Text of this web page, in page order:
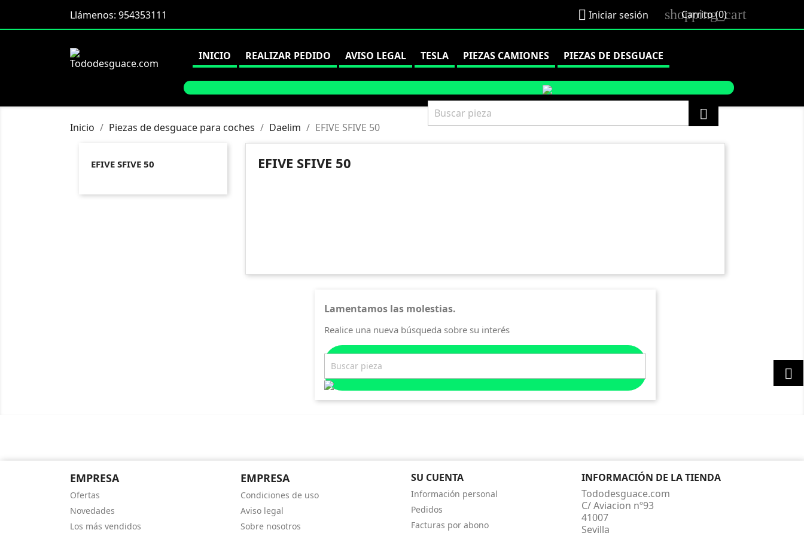
Llámenos: 954353111  Iniciar sesión shopping_cart
Carrito(0)
INICIO REALIZAR PEDIDO AVISO LEGAL TESLA PIEZAS CAMIONES PIEZAS DE DESGUACE

Inicio Piezas de desguace para coches Daelim EFIVE SFIVE 50
EFIVE SFIVE 50 EFIVE SFIVE 50
Lamentamos las molestias.
Realice una nueva búsqueda sobre su interés

EMPRESA
Ofertas
Novedades
Los más vendidos
EMPRESA
Condiciones de uso
Aviso legal
Sobre nosotros
SU CUENTA
Información personal
Pedidos
Facturas por abono
INFORMACIÓN DE LA TIENDA
Tododesguace.com
C/ Aviacion nº93
41007
Sevilla